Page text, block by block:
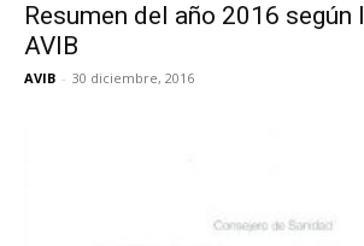
Resumen del año 2016 según
AVIB
AVIB - 30 diciembre, 2016